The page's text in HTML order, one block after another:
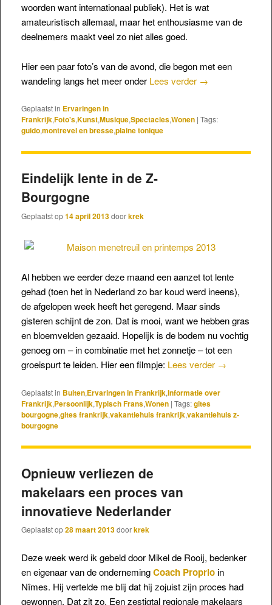
woorden want internationaal publiek). Het is wat
amateuristisch allemaal, maar het enthousiasme van de
deelnemers maakt veel zo niet alles goed.
Hier een paar foto’s van de avond, die begon met een
wandeling langs het meer onder Lees verder →
Geplaatst in Ervaringen in
Frankrijk,Foto's,Kunst,Musique,Spectacles,Wonen | Tags:
guido,montrevel en bresse,plaine tonique
Eindelijk lente in de Z-
Bourgogne
Geplaatst op14 april 2013doorkrek
Al hebben we eerder deze maand een aanzet tot lente
gehad (toen het in Nederland zo bar koud werd ineens),
de afgelopen week heeft het geregend. Maar sinds
gisteren schijnt de zon. Dat is mooi, want we hebben gras
en bloemvelden gezaaid. Hopelijk is de bodem nu vochtig
genoeg om – in combinatie met het zonnetje – tot een
groeispurt te leiden. Hier een filmpje: Lees verder →
Geplaatst in Buiten,Ervaringen in Frankrijk,Informatie over
Frankrijk,Persoonlijk,Typisch Frans,Wonen | Tags:gites
bourgogne,gites frankrijk,vakantiehuis frankrijk,vakantiehuis z-
bourgogne
Opnieuw verliezen de
makelaars een proces van
innovatieve Nederlander
Geplaatst op28 maart 2013doorkrek
Deze week werd ik gebeld door Mikel de Rooij, bedenker
en eigenaar van de ondernemingCoach Proprioin
Nîmes. Hij vertelde me blij dat hij zojuist zijn proces had
gewonnen. Dat zit zo. Een zestigtal regionale makelaars